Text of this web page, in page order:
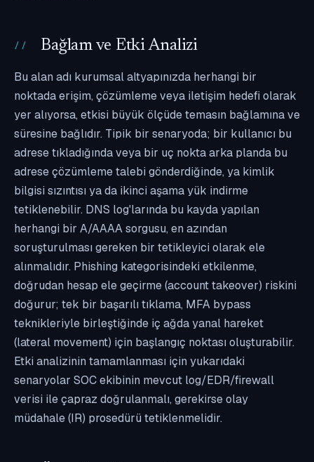
Bağlam ve Etki Analizi
Bu alan adı kurumsal altyapınızda herhangi bir
noktada erişim, çözümleme veya iletişim hedefi olarak
yer alıyorsa, etkisi büyük ölçüde temasın bağlamına ve
süresine bağlıdır. Tipik bir senaryoda; bir kullanıcı bu
adrese tıkladığında veya bir uç nokta arka planda bu
adrese çözümleme talebi gönderdiğinde, ya kimlik
bilgisi sızıntısı ya da ikinci aşama yük indirme
tetiklenebilir. DNS log'larında bu kayda yapılan
herhangi bir A/AAAA sorgusu, en azından
soruşturulması gereken bir tetikleyici olarak ele
alınmalıdır. Phishing kategorisindeki etkilenme,
doğrudan hesap ele geçirme (account takeover) riskini
doğurur; tek bir başarılı tıklama, MFA bypass
teknikleriyle birleştiğinde iç ağda yanal hareket
(lateral movement) için başlangıç noktası oluşturabilir.
Etki analizinin tamamlanması için yukarıdaki
senaryolar SOC ekibinin mevcut log/EDR/firewall
verisi ile çapraz doğrulanmalı, gerekirse olay
müdahale (IR) prosedürü tetiklenmelidir.